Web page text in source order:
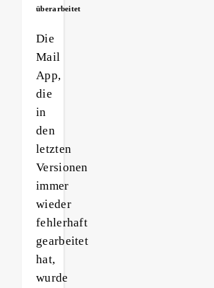
überarbeitet
Die
Mail
App,
die
in
den
letzten
Versionen
immer
wieder
fehlerhaft
gearbeitet
hat,
wurde